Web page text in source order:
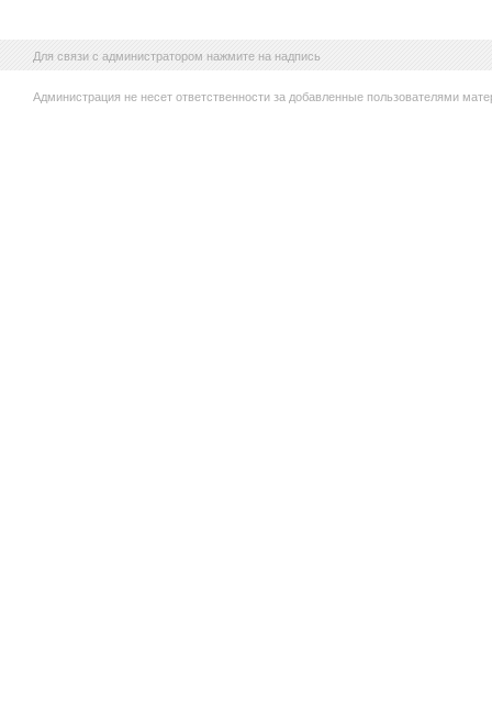
Для связи с администратором нажмите на надпись
Администрация не несет ответственности за добавленные пользователями